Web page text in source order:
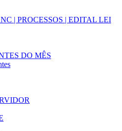
| PROCESSOS | EDITAL LEI
DO MÊS